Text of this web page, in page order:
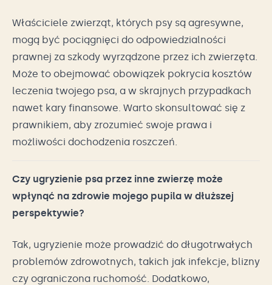
Właściciele zwierząt, których psy są agresywne,
mogą być pociągnięci do odpowiedzialności
prawnej za szkody wyrządzone przez ich zwierzęta.
Może to obejmować obowiązek pokrycia kosztów
leczenia twojego psa, a w skrajnych przypadkach
nawet kary finansowe. Warto skonsultować się z
prawnikiem, aby zrozumieć swoje prawa i
możliwości dochodzenia roszczeń.
Czy ugryzienie psa przez inne zwierzę może
wpłynąć na zdrowie mojego pupila w dłuższej
perspektywie?
Tak, ugryzienie może prowadzić do długotrwałych
problemów zdrowotnych, takich jak infekcje, blizny
czy ograniczona ruchomość. Dodatkowo,